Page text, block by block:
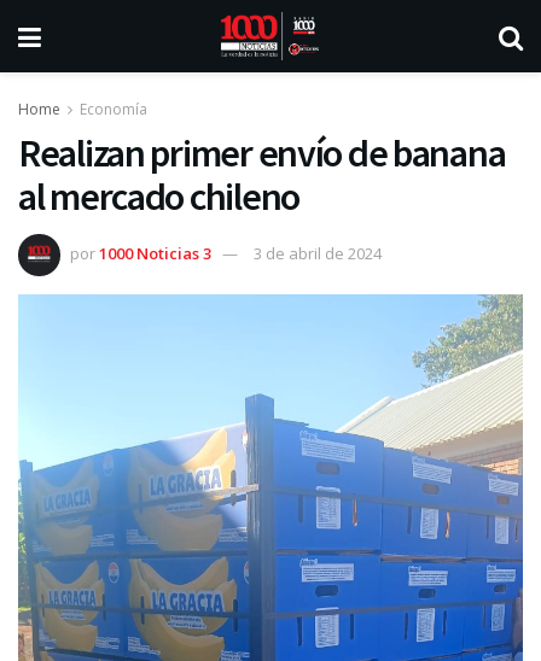
Home Economía
Realizan primer envío de banana
al mercado chileno
por1000 Noticias 3 3 de abril de 2024